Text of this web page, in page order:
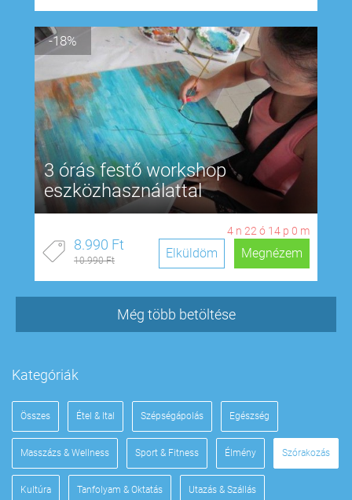
-18%
3 órás festő workshop
eszközhasználattal
4n 22ó 13p 59 m
8.990 Ft
10.990 Ft Megnézem
Elküldöm
Még több betöltése
Kategóriák
Összes Étel & Ital Szépségápolás Egészség
Masszázs & Wellness Sport & Fitness Élmény Szórakozás
Kultúra Tanfolyam & Oktatás Utazás & Szállás